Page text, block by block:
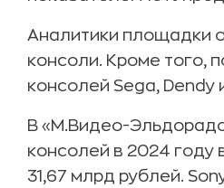
Аналитики площадки
консоли. Кроме того,
консолей Sega, Dendy
В «М.Видео-
консолей в 2024 году
31,67 млрд рублей.